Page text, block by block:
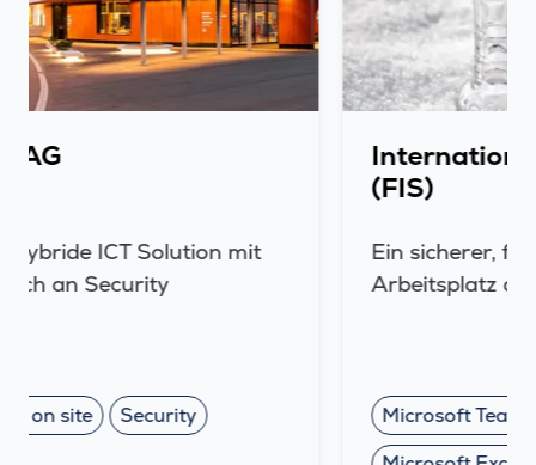
Internationaler Skiverband
Ein sicherer, flexibler und moderner IT-
Arbeitsplatz dank M365
Microsoft Teams